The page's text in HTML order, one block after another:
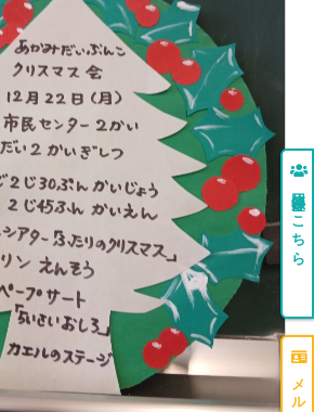
団体登録はこちら